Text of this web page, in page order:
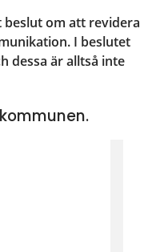
beslut om att revidera
I beslutet
dessa är alltså inte